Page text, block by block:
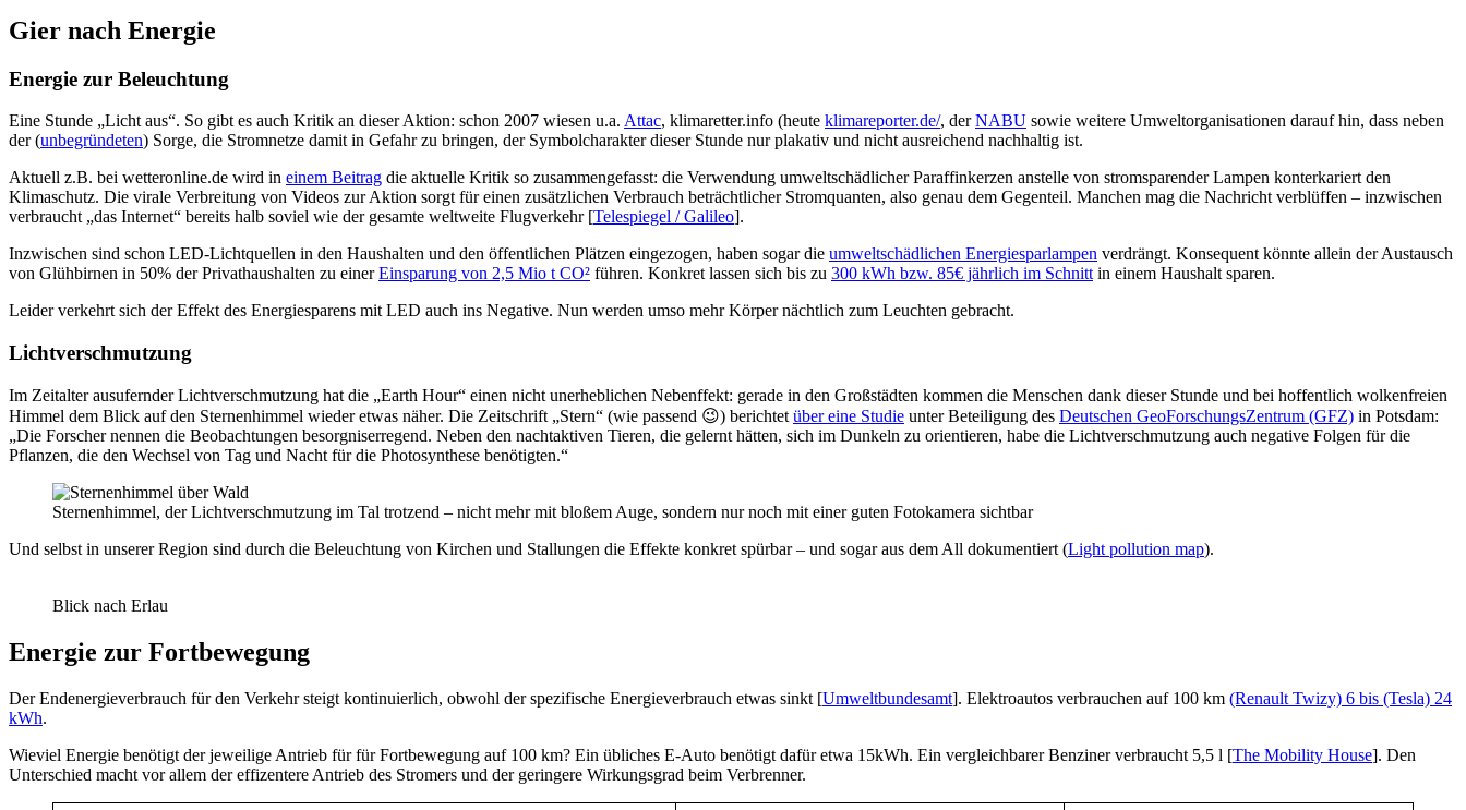
Gier nach Energie
Energie zur Beleuchtung
Eine Stunde „Licht aus“. So gibt es auch Kritik an dieser Aktion: schon 2007 wiesen u.a. Attac, klimaretter.info (heute klimareporter.de/, derNABU sowie weitere Umweltorganisationen darauf hin, dass neben
der (unbegründeten) Sorge, die Stromnetze damit in Gefahr zu bringen, der Symbolcharakter dieser Stunde nur plakativ und nicht ausreichend nachhaltig ist.
Aktuell z.B. bei wetteronline.de wird in einem Beitrag die aktuelle Kritik so zusammengefasst: die Verwendung umweltschädlicher Paraffinkerzen anstelle von stromsparender Lampen konterkariert den
Klimaschutz. Die virale Verbreitung von Videos zur Aktion sorgt für einen zusätzlichen Verbrauch beträchtlicher Stromquanten, also genau dem Gegenteil. Manchen mag die Nachricht verblüffen – inzwischen
verbraucht „das Internet“ bereits halb soviel wie der gesamte weltweite Flugverkehr [Telespiegel / Galileo].
Inzwischen sind schon LED-Lichtquellen in den Haushalten und den öffentlichen Plätzen eingezogen, haben sogar die umweltschädlichen Energiesparlampen verdrängt. Konsequent könnte allein der Austausch
von Glühbirnen in 50% der Privathaushalten zu einerEinsparung von 2,5 Mio t CO² führen. Konkret lassen sich bis zu 300 kWh bzw. 85€ jährlich im Schnitt in einem Haushalt sparen.
Leider verkehrt sich der Effekt des Energiesparens mit LED auch ins Negative. Nun werden umso mehr Körper nächtlich zum Leuchten gebracht.
Lichtverschmutzung
Im Zeitalter ausufernder Lichtverschmutzung hat die „Earth Hour“ einen nicht unerheblichen Nebenffekt: gerade in den Großstädten kommen die Menschen dank dieser Stunde und bei hoffentlich wolkenfreien
Himmel dem Blick auf den Sternenhimmel wieder etwas näher. Die Zeitschrift „Stern“ (wie passend 😉) berichtet über eine Studie unter Beteiligung des Deutschen GeoForschungsZentrum (GFZ) in Potsdam:
„Die Forscher nennen die Beobachtungen besorgniserregend. Neben den nachtaktiven Tieren, die gelernt hätten, sich im Dunkeln zu orientieren, habe die Lichtverschmutzung auch negative Folgen für die
Pflanzen, die den Wechsel von Tag und Nacht für die Photosynthese benötigten.“
Sternenhimmel, der Lichtverschmutzung im Tal trotzend – nicht mehr mit bloßem Auge, sondern nur noch mit einer guten Fotokamera sichtbar
Und selbst in unserer Region sind durch die Beleuchtung von Kirchen und Stallungen die Effekte konkret spürbar – und sogar aus dem All dokumentiert (Light pollution map).
Blick nach Erlau
Energie zur Fortbewegung
Der Endenergieverbrauch für den Verkehr steigt kontinuierlich, obwohl der spezifische Energieverbrauch etwas sinkt [Umweltbundesamt]. Elektroautos verbrauchen auf 100 km (Renault Twizy) 6 bis (Tesla) 24
kWh.
Wieviel Energie benötigt der jeweilige Antrieb für für Fortbewegung auf 100 km? Ein übliches E-Auto benötigt dafür etwa 15kWh. Ein vergleichbarer Benziner verbraucht 5,5 l [The Mobility House]. Den
Unterschied macht vor allem der effizentere Antrieb des Stromers und der geringere Wirkungsgrad beim Verbrenner.